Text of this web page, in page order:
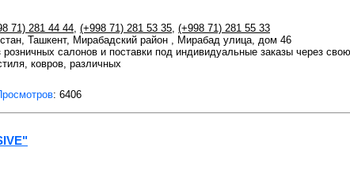
71) 281 44 44, (+998 71) 281 53 35, (+998 71) 281 55 33
Ташкент, Мирабадский район , Мирабад улица, дом 46
розничных салонов и поставки под индивидуальные заказы через
ковров, различных
: 6406